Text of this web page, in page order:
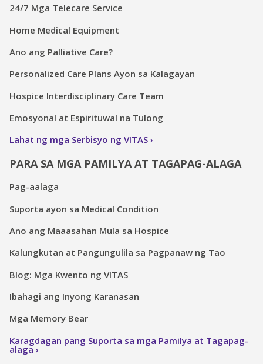
24/7 Mga Telecare Service
Home Medical Equipment
Ano ang Palliative Care?
Personalized Care Plans Ayon sa Kalagayan
Hospice Interdisciplinary Care Team
Emosyonal at Espirituwal na Tulong
Lahat ng mga Serbisyo ng VITAS
PARA SA MGA PAMILYA AT TAGAPAG-ALAGA
Pag-aalaga
Suporta ayon sa Medical Condition
Ano ang Maaasahan Mula sa Hospice
Kalungkutan at Pangungulila sa Pagpanaw ng Tao
Blog: Mga Kwento ng VITAS
Ibahagi ang Inyong Karanasan
Mga Memory Bear
Karagdagan pang Suporta sa mga Pamilya at Tagapag-
alaga